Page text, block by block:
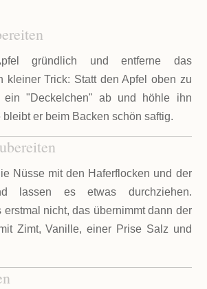
gründlich und entferne das
kleiner Trick: Statt den Apfel oben zu
ein "Deckelchen" ab und höhle ihn
er beim Backen schön saftig.
Nüsse mit den Haferflocken und der
lassen es etwas durchziehen.
erstmal nicht, das übernimmt dann der
Zimt, Vanille, einer Prise Salz und